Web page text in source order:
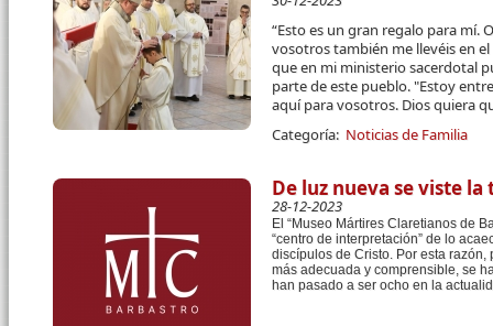
“Esto es un gran regalo para mí.
vosotros también me llevéis en
que en mi ministerio sacerdotal
parte de este pueblo. "Estoy
aquí para vosotros. Dios quiera
Categoría: Noticias de Familia
De luz nueva se viste
28-12-2023
El “Museo Mártires Claretianos de
“centro de interpretación” de lo
discípulos de Cristo . Por esta razón
más adecuada y comprensible, se
han pasado a ser ocho en la